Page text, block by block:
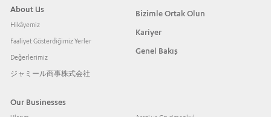
About Us
Hikâyemiz
Faaliyet Gösterdiğimiz Yerler
Değerlerimiz
ジャミール商事株式会社
Bizimle Ortak Olun
Kariyer
Genel Bakış
Our Businesses